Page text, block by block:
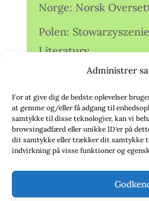
Administrer
For at give dig de bedste oplevelser
at gemme og/eller få adgang til
samtykke til disse teknologier, kan vi
browsingadfærd eller unikke ID'er på
dit samtykke eller trækker dit samtykke
indvirkning på visse funktioner og
Norge: Norsk
Polen:
Literatury
Storbritannien:
Association (TA)
Sverige:
Sverige:
deutschsprachiger